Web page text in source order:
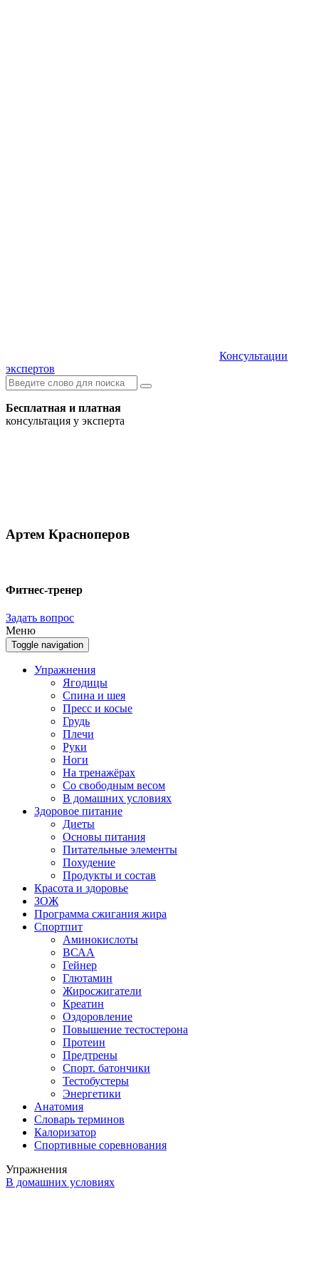
Консультации
экспертов
Бесплатная и платная
консультация у эксперта
Артем Красноперов
Фитнес-тренер
Задать вопрос
Меню
Toggle navigation
Упражнения
Ягодицы
Спина и шея
Пресс и косые
Грудь
Плечи
Руки
Ноги
На тренажёрах
Со свободным весом
В домашних условиях
Здоровое питание
Диеты
Основы питания
Питательные элементы
Похудение
Продукты и состав
Красота и здоровье
ЗОЖ
Программа сжигания жира
Спортпит
Аминокислоты
ВСАА
Гейнер
Глютамин
Жиросжигатели
Креатин
Оздоровление
Повышение тестостерона
Протеин
Предтрены
Спорт. батончики
Тестобустеры
Энергетики
Анатомия
Словарь терминов
Калоризатор
Спортивные соревнования
Упражнения
В домашних условиях